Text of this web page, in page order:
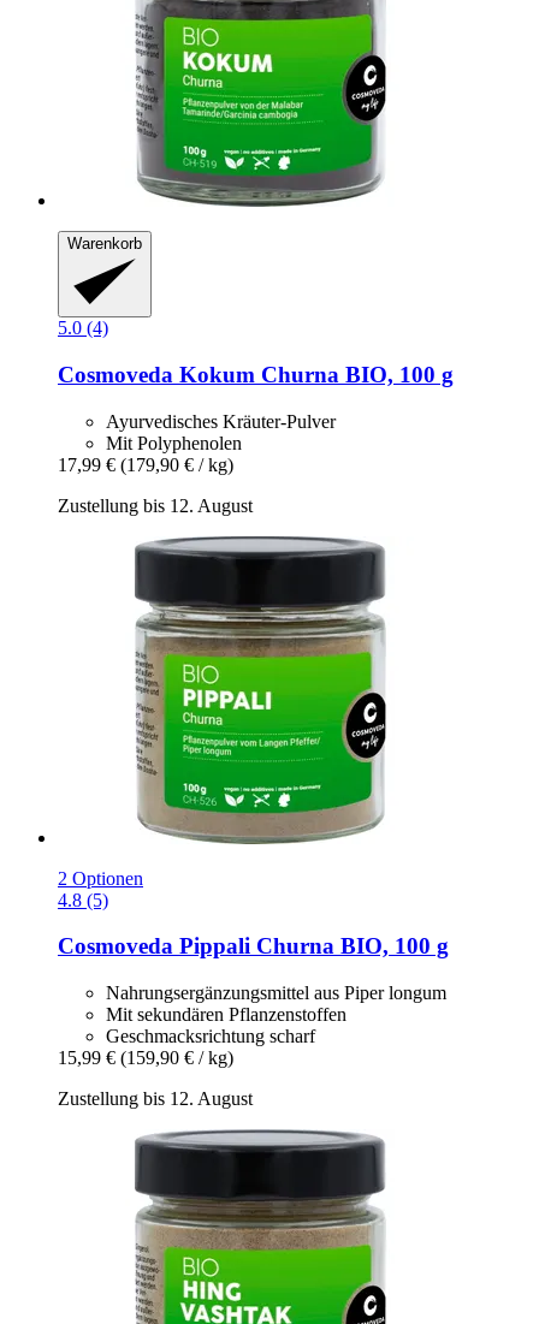
Warenkorb
5.0 (4)
Cosmoveda Kokum Churna BIO, 100 g
Ayurvedisches Kräuter-Pulver
Mit Polyphenolen
17,99 € (179,90 € / kg)
Zustellung bis 12. August
2 Optionen
4.8 (5)
Cosmoveda Pippali Churna BIO, 100 g
Nahrungsergänzungsmittel aus Piper longum
Mit sekundären Pflanzenstoffen
Geschmacks­richtung scharf
15,99 € (159,90 € / kg)
Zustellung bis 12. August